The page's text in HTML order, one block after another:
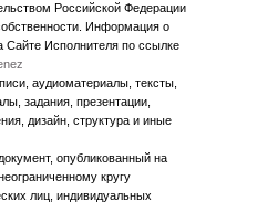
Российской Федерации
Информация о
Сайте Исполнителя по ссылке
аудиоматериалы, тексты,
задания, презентации,
дизайн, структура и иные
опубликованный на
кругу
лиц, индивидуальных